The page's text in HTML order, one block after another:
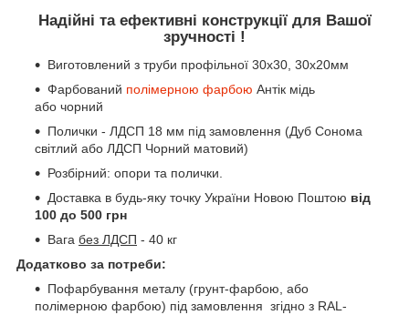
Надійні та ефективні конструкції для Вашої
зручності !
Виготовлений з труби профільної 30х30, 30х20мм
Фарбований полімерною фарбою Антік мідь
або чорний
Полички - ЛДСП 18 мм під замовлення (Дуб Сонома
світлий або ЛДСП Чорний матовий)
Розбірний: опори та полички.
Доставка в будь-яку точку України Новою Поштою від
100 до 500 грн
Вага без ЛДСП - 40 кг
Додатково за потреби:
Пофарбування металу (грунт-фарбою, або
полімерною фарбою) під замовлення згідно з RAL-